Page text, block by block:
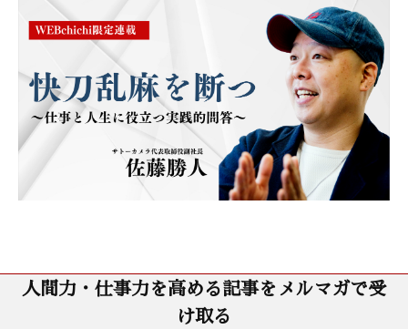
人間力・仕事力を高める記事をメルマガで受
け取る